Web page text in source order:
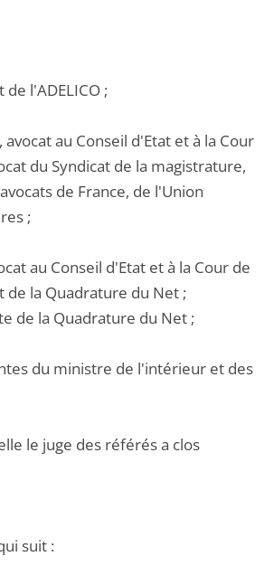
l'ADELICO ;
au Conseil d'Etat et à la Cour
du Syndicat de la magistrature,
de France, de l'Union
;
au Conseil d'Etat et à la Cour de
de la Quadrature du Net ;
de la Quadrature du Net ;
du ministre de l'intérieur et des
le juge des référés a clos
suit :